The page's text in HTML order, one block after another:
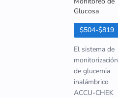
Glucosa
$504-$819
El sistema de
monitorización
de glucemia
inalámbrico
ACCU-CHEK